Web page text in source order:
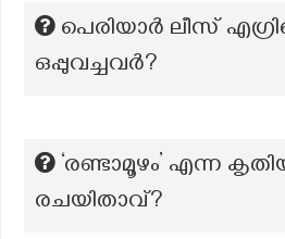
പെരിയാർ ലീസ്
ഒപ്പുവച്ചവർ?
‘രണ്ടാമൂഴം’ എന്ന
രചയിതാവ്?